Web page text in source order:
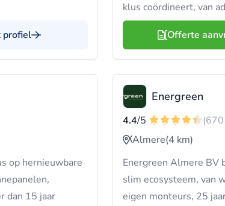
profiel
klus coördineert, van
Offerte
op hernieuwbare
dan 15 jaar
Energreen
4.4/5
Almere(4 km)
Energreen Almere BV
slim ecosysteem, van
eigen monteurs, 25